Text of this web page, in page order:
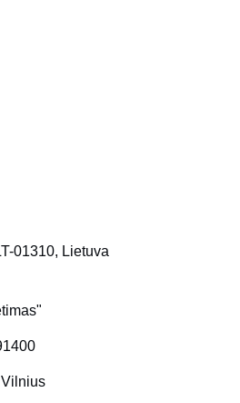
01310, Lietuva